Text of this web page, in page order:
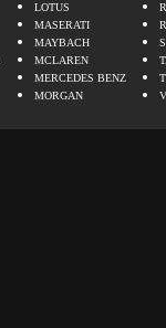
LOTUS
MASERATI
MAYBACH
MCLAREN
MERCEDES BENZ
MORGAN